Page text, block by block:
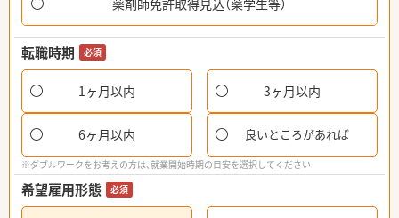
薬剤師免許取得見込（薬学生等）
転職時期 必須
1ヶ月以内 3ヶ月以内
6ヶ月以内 良いところがあれば
※ダブルワークをお考えの方は、就業開始時期の目安を選択してください
希望雇用形態 必須